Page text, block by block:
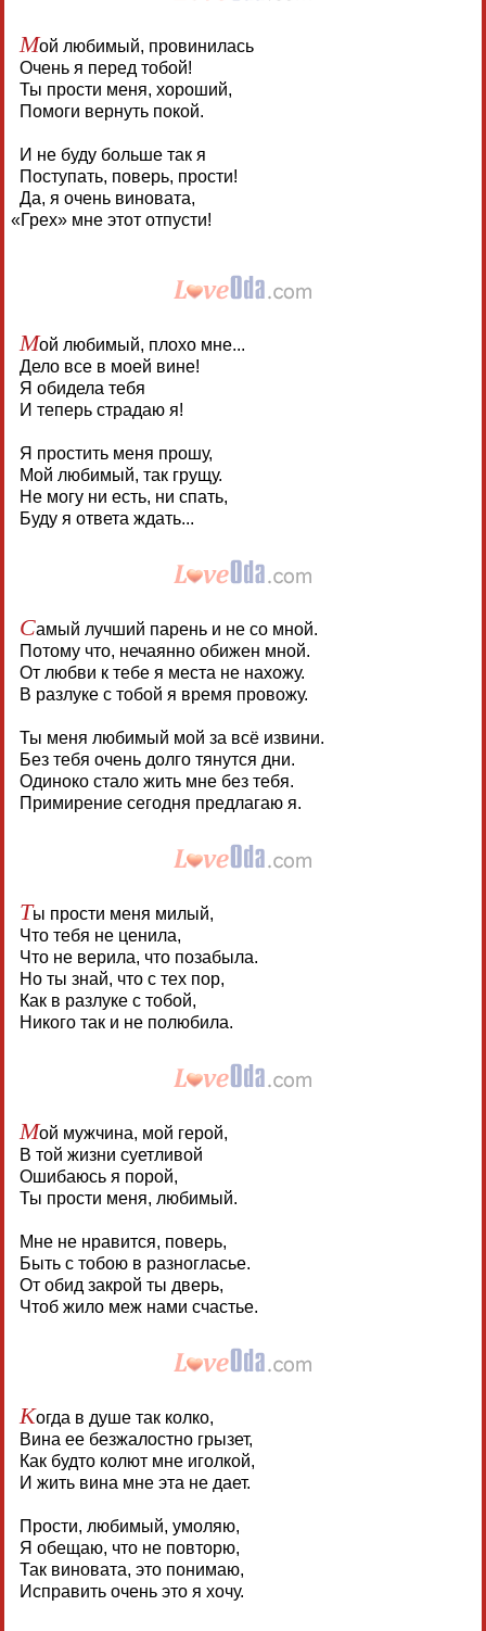
Мой любимый, провинилась
Очень я перед тобой!
Ты прости меня, хороший,
Помоги вернуть покой.
И не буду больше так я
Поступать, поверь, прости!
Да, я очень виновата,
«Грех» мне этот отпусти!
Мой любимый, плохо мне...
Дело все в моей вине!
Я обидела тебя
И теперь страдаю я!
Я простить меня прошу,
Мой любимый, так грущу.
Не могу ни есть, ни спать,
Буду я ответа ждать...
Самый лучший парень и не со мной.
Потому что, нечаянно обижен мной.
От любви к тебе я места не нахожу.
В разлуке с тобой я время провожу.
Ты меня любимый мой за всё извини.
Без тебя очень долго тянутся дни.
Одиноко стало жить мне без тебя.
Примирение сегодня предлагаю я.
Ты прости меня милый,
Что тебя не ценила,
Что не верила, что позабыла.
Но ты знай, что с тех пор,
Как в разлуке с тобой,
Никого так и не полюбила.
Мой мужчина, мой герой,
В той жизни суетливой
Ошибаюсь я порой,
Ты прости меня, любимый.
Мне не нравится, поверь,
Быть с тобою в разногласье.
От обид закрой ты дверь,
Чтоб жило меж нами счастье.
Когда в душе так колко,
Вина ее безжалостно грызет,
Как будто колют мне иголкой,
И жить вина мне эта не дает.
Прости, любимый, умоляю,
Я обещаю, что не повторю,
Так виновата, это понимаю,
Исправить очень это я хочу.